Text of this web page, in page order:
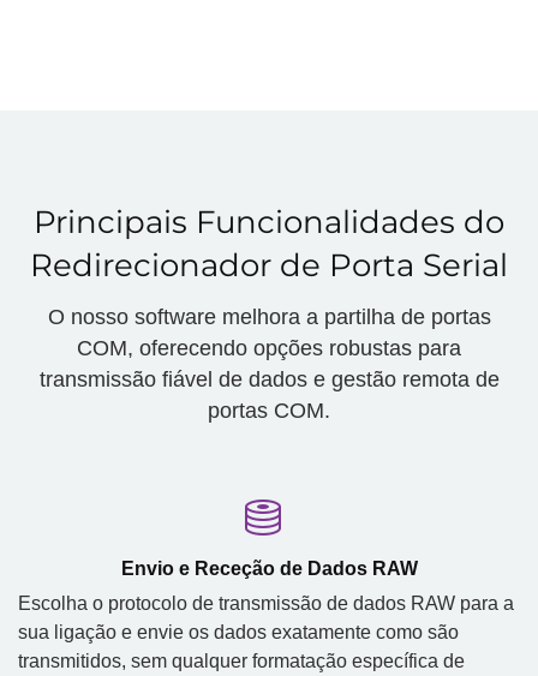
Principais Funcionalidades do
Redirecionador de Porta Serial
O nosso software melhora a partilha de portas
COM, oferecendo opções robustas para
transmissão fiável de dados e gestão remota de
portas COM.
Envio e Receção de Dados RAW
Escolha o protocolo de transmissão de dados RAW para a
sua ligação e envie os dados exatamente como são
transmitidos, sem qualquer formatação específica de